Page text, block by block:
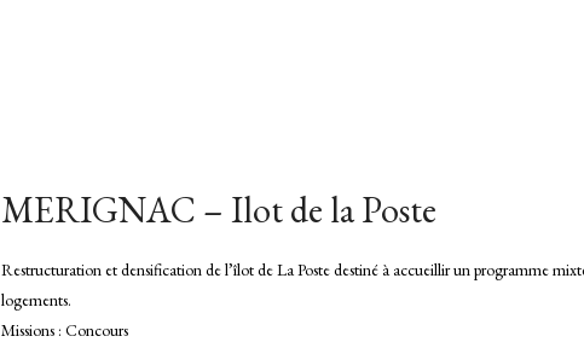
MERIGNAC – Ilot de la Poste
Restructuration et densification de l’îlot de La Poste destiné à accueillir un programme
logements.
Missions : Concours